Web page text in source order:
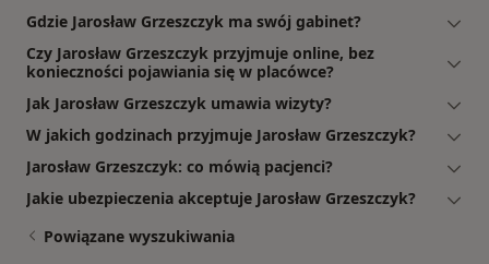
Gdzie Jarosław Grzeszczyk ma swój gabinet?
Czy Jarosław Grzeszczyk przyjmuje online, bez
konieczności pojawiania się w placówce?
Jak Jarosław Grzeszczyk umawia wizyty?
W jakich godzinach przyjmuje Jarosław Grzeszczyk?
Jarosław Grzeszczyk: co mówią pacjenci?
Jakie ubezpieczenia akceptuje Jarosław Grzeszczyk?
Powiązane wyszukiwania